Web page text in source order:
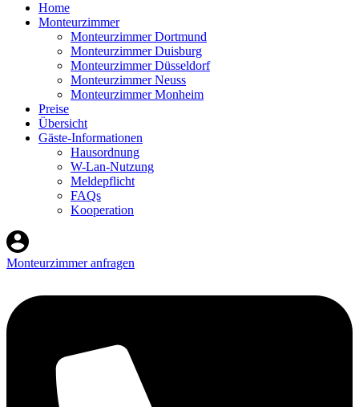
Home
Monteurzimmer
Monteurzimmer Dortmund
Monteurzimmer Duisburg
Monteurzimmer Düsseldorf
Monteurzimmer Neuss
Monteurzimmer Monheim
Preise
Übersicht
Gäste-Informationen
Hausordnung
W-Lan-Nutzung
Meldepflicht
FAQs
Kooperation
Monteurzimmer anfragen